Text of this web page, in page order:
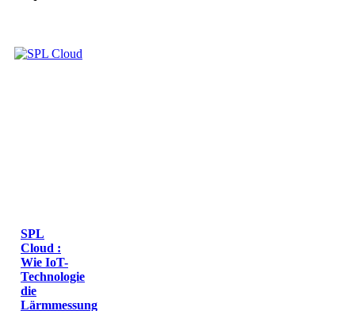
SPL
Cloud :
Wie IoT-
Technologie
die
Lärmmessung